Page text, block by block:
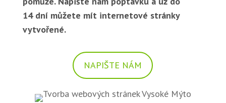
14 dní můžete mít internetové stránky
vytvořené.
NAPIŠTE NÁM